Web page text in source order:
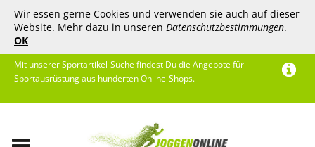
Wir essen gerne Cookies und verwenden sie auch auf dieser
Website. Mehr dazu in unseren Datenschutzbestimmungen.
OK
Mit unserer Sportartikel-Suche findest Du die Angebote für
Sportausrüstung aus hunderten Online-Shops.